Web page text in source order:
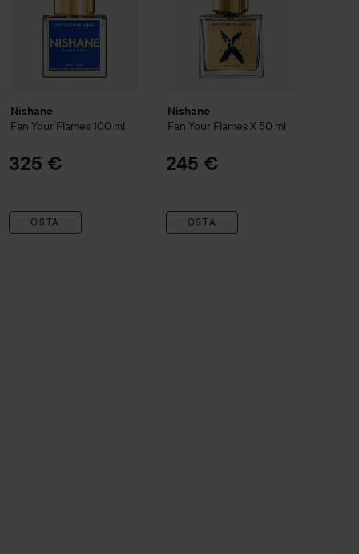
Nishane
Fan Your Flames 100 ml
325 €
OSTA
Nishane
Fan Your Flames X 50 ml
245 €
OSTA